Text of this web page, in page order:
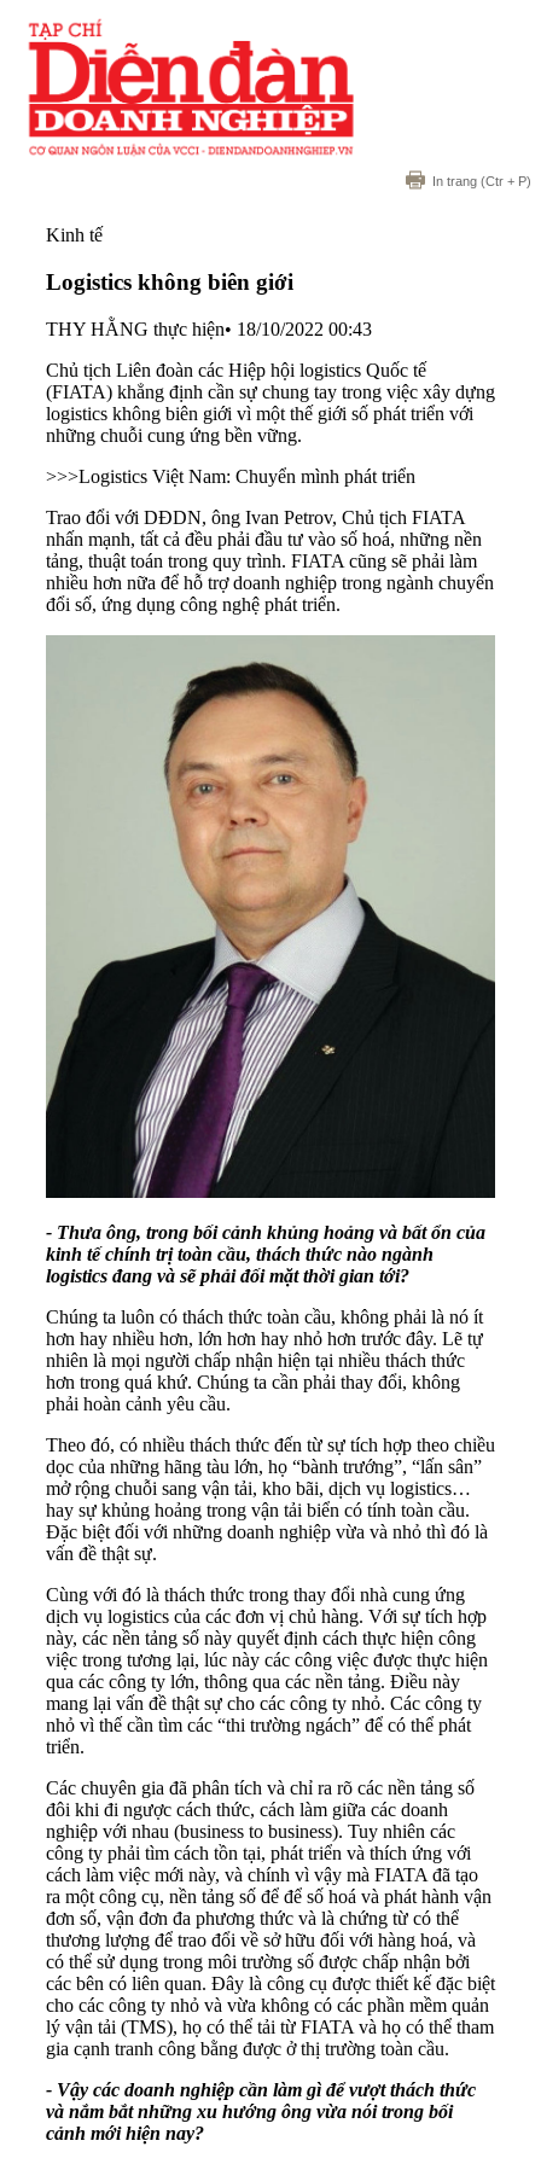
In trang (Ctr + P)
Kinh tế
Logistics không biên giới
THY HẰNG thực hiện• 18/10/2022 00:43
Chủ tịch Liên đoàn các Hiệp hội logistics Quốc tế
(FIATA) khẳng định cần sự chung tay trong việc xây dựng
logistics không biên giới vì một thế giới số phát triển với
những chuỗi cung ứng bền vững.
>>>Logistics Việt Nam: Chuyển mình phát triển
Trao đổi với DĐDN, ông Ivan Petrov, Chủ tịch FIATA
nhấn mạnh, tất cả đều phải đầu tư vào số hoá, những nền
tảng, thuật toán trong quy trình. FIATA cũng sẽ phải làm
nhiều hơn nữa để hỗ trợ doanh nghiệp trong ngành chuyển
đổi số, ứng dụng công nghệ phát triển.
- Thưa ông, trong bối cảnh khủng hoảng và bất ổn của
kinh tế chính trị toàn cầu, thách thức nào ngành
logistics đang và sẽ phải đối mặt thời gian tới?
Chúng ta luôn có thách thức toàn cầu, không phải là nó ít
hơn hay nhiều hơn, lớn hơn hay nhỏ hơn trước đây. Lẽ tự
nhiên là mọi người chấp nhận hiện tại nhiều thách thức
hơn trong quá khứ. Chúng ta cần phải thay đổi, không
phải hoàn cảnh yêu cầu.
Theo đó, có nhiều thách thức đến từ sự tích hợp theo chiều
dọc của những hãng tàu lớn, họ “bành trướng”, “lấn sân”
mở rộng chuỗi sang vận tải, kho bãi, dịch vụ logistics…
hay sự khủng hoảng trong vận tải biển có tính toàn cầu.
Đặc biệt đối với những doanh nghiệp vừa và nhỏ thì đó là
vấn đề thật sự.
Cùng với đó là thách thức trong thay đổi nhà cung ứng
dịch vụ logistics của các đơn vị chủ hàng. Với sự tích hợp
này, các nền tảng số này quyết định cách thực hiện công
việc trong tương lại, lúc này các công việc được thực hiện
qua các công ty lớn, thông qua các nền tảng. Điều này
mang lại vấn đề thật sự cho các công ty nhỏ. Các công ty
nhỏ vì thế cần tìm các “thi trường ngách” để có thể phát
triển.
Các chuyên gia đã phân tích và chỉ ra rõ các nền tảng số
đôi khi đi ngược cách thức, cách làm giữa các doanh
nghiệp với nhau (business to business). Tuy nhiên các
công ty phải tìm cách tồn tại, phát triển và thích ứng với
cách làm việc mới này, và chính vì vậy mà FIATA đã tạo
ra một công cụ, nền tảng số để để số hoá và phát hành vận
đơn số, vận đơn đa phương thức và là chứng từ có thể
thương lượng để trao đổi về sở hữu đối với hàng hoá, và
có thể sử dụng trong môi trường số được chấp nhận bởi
các bên có liên quan. Đây là công cụ được thiết kế đặc biệt
cho các công ty nhỏ và vừa không có các phần mềm quản
lý vận tải (TMS), họ có thể tải từ FIATA và họ có thể tham
gia cạnh tranh công bằng được ở thị trường toàn cầu.
- Vậy các doanh nghiệp cần làm gì để vượt thách thức
và nắm bắt những xu hướng ông vừa nói trong bối
cảnh mới hiện nay?